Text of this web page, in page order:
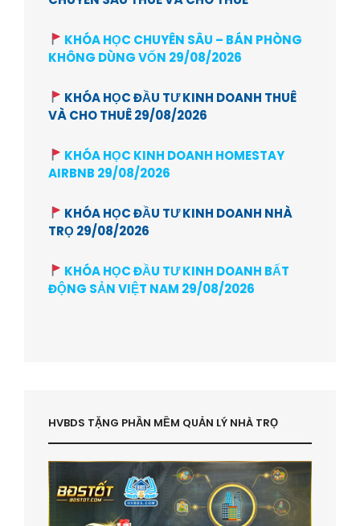
KHÓA HỌC CHUYÊN SÂU – BÁN PHÒNG
KHÔNG DÙNG VỐN 29/08/2026
KHÓA HỌC ĐẦU TƯ KINH DOANH THUÊ
VÀ CHO THUÊ 29/08/2026
KHÓA HỌC KINH DOANH HOMESTAY
AIRBNB 29/08/2026
KHÓA HỌC ĐẦU TƯ KINH DOANH NHÀ
TRỌ 29/08/2026
KHÓA HỌC ĐẦU TƯ KINH DOANH BẤT
ĐỘNG SẢN VIỆT NAM 29/08/2026
HVBDS TẶNG PHẦN MỀM QUẢN LÝ NHÀ TRỌ